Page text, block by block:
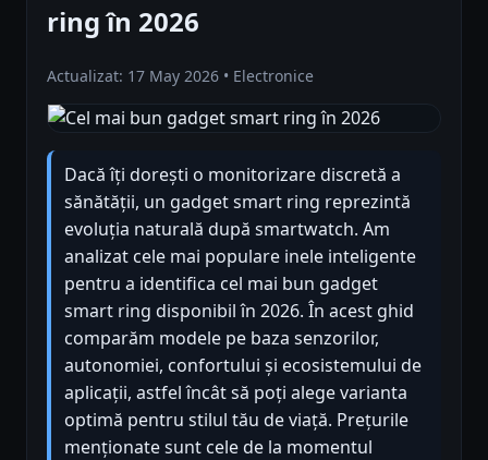
ring în 2026
Actualizat: 17 May 2026 • Electronice
Dacă îți dorești o monitorizare discretă a
sănătății, un gadget smart ring reprezintă
evoluția naturală după smartwatch. Am
analizat cele mai populare inele inteligente
pentru a identifica cel mai bun gadget
smart ring disponibil în 2026. În acest ghid
comparăm modele pe baza senzorilor,
autonomiei, confortului și ecosistemului de
aplicații, astfel încât să poți alege varianta
optimă pentru stilul tău de viață. Prețurile
menționate sunt cele de la momentul